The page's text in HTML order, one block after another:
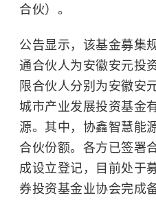
合伙）。
公告显示，该基金募集
通合伙人为安徽安元投
限合伙人分别为安徽安
城市产业发展投资基金
源。其中，协鑫智慧能
合伙份额。各方已签署
成设立登记，目前处于
券投资基金业协会完成备